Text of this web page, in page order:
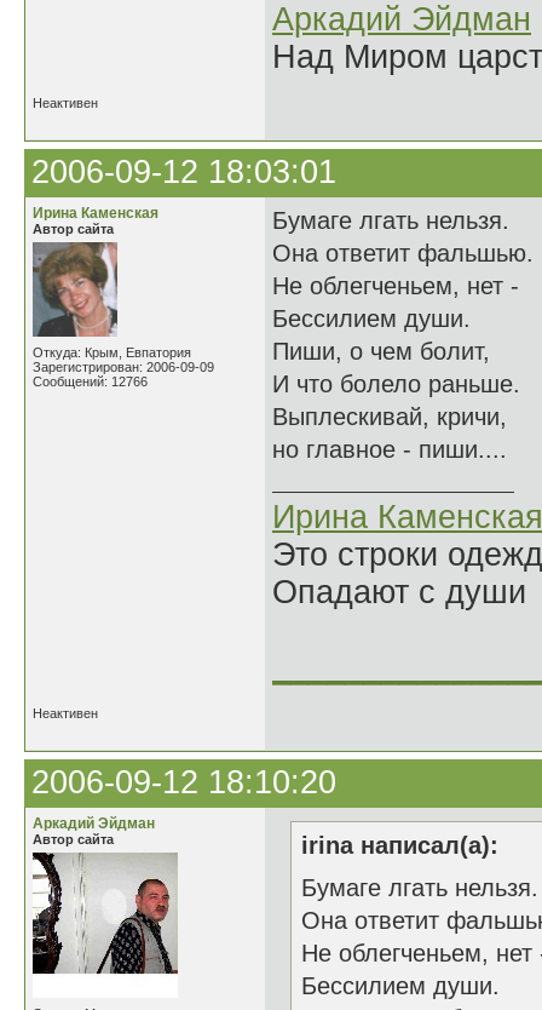
Аркадий Эйдман
Над Миром
Неактивен
2006-09-12 18:03:01
Ирина Каменская
Автор сайта
Откуда: Крым, Евпатория
Зарегистрирован: 2006-09-09
Сообщений: 12766
Бумаге лгать нельзя.
Она ответит фальшью.
Не облегченьем, нет -
Бессилием души.
Пиши, о чем болит,
И что болело раньше.
Выплескивай, кричи,
но главное - пиши....
Ирина Каменская
Это строки
Опадают с души
Неактивен
2006-09-12 18:10:20
Аркадий Эйдман
Автор сайта
irina написал(а):
Бумаге лгать нельзя.
Она ответит
Не облегченьем, нет
Бессилием души.